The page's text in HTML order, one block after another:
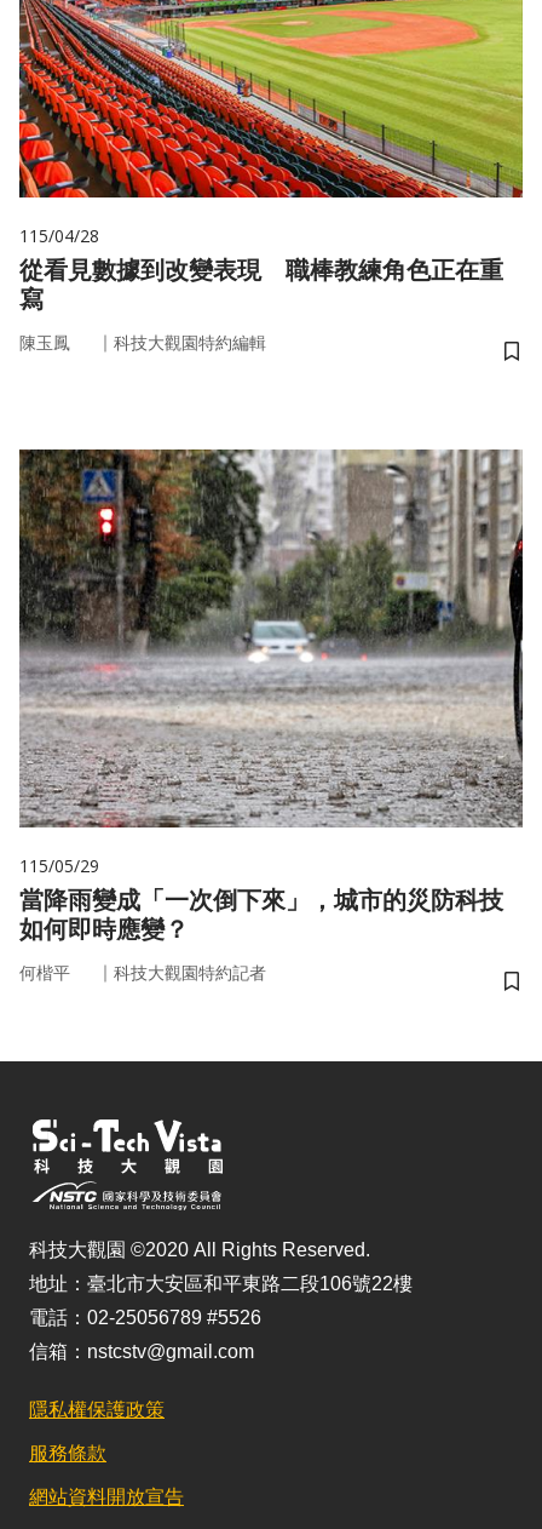
115/04/28
從看見數據到改變表現 職棒教練角色正在重
寫
陳玉鳳 ｜ 科技大觀園特約編輯
儲
115/05/29
當降雨變成「一次倒下來」，城市的災防科技
如何即時應變？
何楷平 ｜ 科技大觀園特約記者
儲
科技大觀園 ©2020 All Rights Reserved.
地址：臺北市大安區和平東路二段106號22樓
電話：02-25056789 #5526
信箱：nstcstv@gmail.com
隱私權保護政策
服務條款
網站資料開放宣告